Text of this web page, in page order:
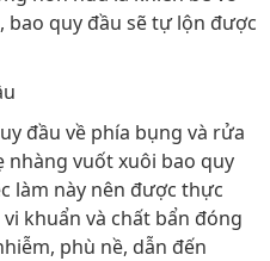
bao quy đầu sẽ tự lộn được
đầu về phía bụng và rửa
nhàng vuốt xuôi bao quy
làm này nên được thực
khuẩn và chất bẩn đóng
phù nề, dẫn đến